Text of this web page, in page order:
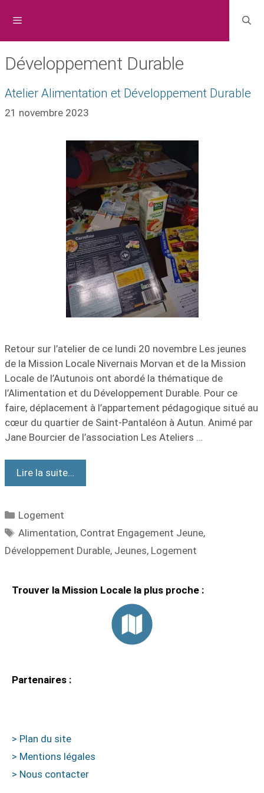
Développement Durable
Atelier Alimentation et Développement Durable
21 novembre 2023
Retour sur l’atelier de ce lundi 20 novembre Les jeunes
de la Mission Locale Nivernais Morvan et de la Mission
Locale de l’Autunois ont abordé la thématique de
l’Alimentation et du Développement Durable. Pour ce
faire, déplacement à l’appartement pédagogique situé au
cœur du quartier de Saint-Pantaléon à Autun. Animé par
Jane Bourcier de l’association Les Ateliers …
Lire la suite…
Logement
Alimentation, Contrat Engagement Jeune,
Développement Durable, Jeunes, Logement
Trouver la Mission Locale la plus proche :
Partenaires :
> Plan du site
> Mentions légales
> Nous contacter